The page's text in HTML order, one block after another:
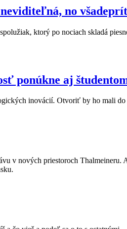
no
ktorý po nociach skladá
ponúkne aj
inovácií. Otvoriť by ho mali do
v nových priestoroch